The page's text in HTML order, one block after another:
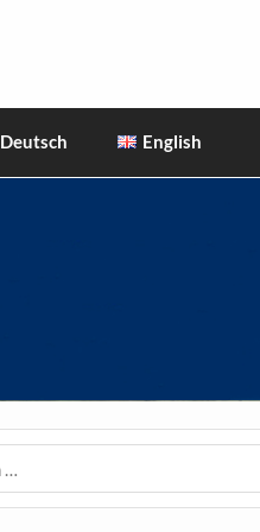
Deutsch English